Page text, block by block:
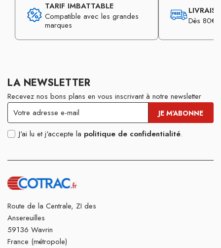
TARIF IMBATTABLE
Compatible avec les grandes
marques
Dès 80€
LA NEWSLETTER
Recevez nos bons plans en vous inscrivant à notre newsletter
J'ai lu et j'accepte la politique de confidentialité.
Route de la Centrale, ZI des
Ansereuilles
59136 Wavrin
France (métropole)